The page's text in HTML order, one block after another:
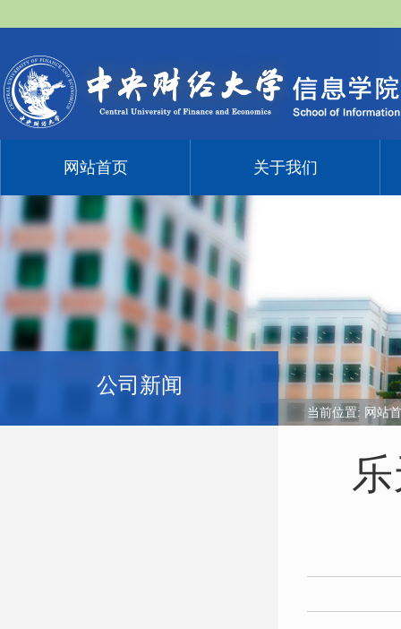
网站首页 关于我们
公司新闻
当前位置: 网站